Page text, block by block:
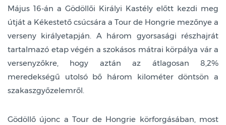
Május 16-án a Gödöllői Királyi Kastély előtt kezdi meg
útját a Kékestető csúcsára a Tour de Hongrie mezőnye a
verseny királyetapján. A három gyorsasági részhajrát
tartalmazó etap végén a szokásos mátrai körpálya vár a
versenyzőkre, hogy aztán az átlagosan 8,2%
meredekségű utolsó bő három kilométer döntsön a
szakaszgyőzelemről.
Gödöllő újonc a Tour de Hongrie körforgásában, most